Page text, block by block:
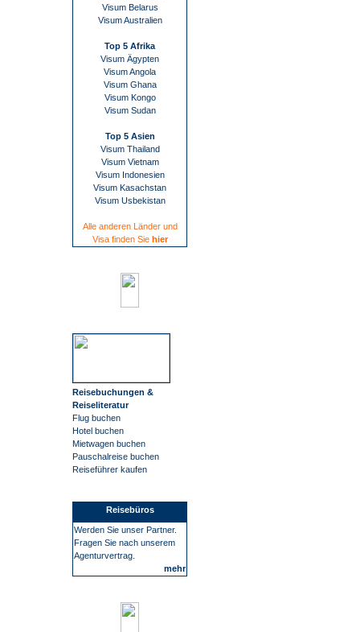
Visum Belarus
Visum Australien
Top 5 Afrika
Visum Ägypten
Visum Angola
Visum Ghana
Visum Kongo
Visum Sudan
Top 5 Asien
Visum Thailand
Visum Vietnam
Visum Indonesien
Visum Kasachstan
Visum Usbekistan
Alle anderen Länder und
Visa finden Siehier
Reisebuchungen &
Reiseliteratur
Flug buchen
Hotel buchen
Mietwagen buchen
Pauschalreise buchen
Reiseführer kaufen
Reisebüros
Werden Sie unser Partner.
Fragen Sie nach unserem
Agenturvertrag.
mehr